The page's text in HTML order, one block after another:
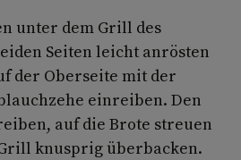
unter dem Grill des
Seiten leicht anrösten
der Oberseite mit der
einreiben. Den
auf die Brote streuen
knusprig überbacken.